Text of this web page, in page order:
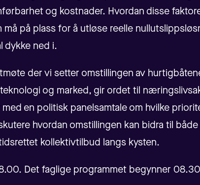
og kostnader. Hvordan disse
må på plass for å utløse reelle
dykke ned i.
der vi setter omstillingen av
og marked, gir ordet til
en politisk panelsamtale om hvilke
hvordan omstillingen kan bidra til
kollektivtilbud langs kysten.
Det faglige programmet begynner